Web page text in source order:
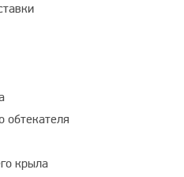
обтекателя
крыла